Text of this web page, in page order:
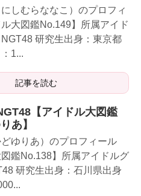
しむらななこ）のプロフィ
大図鑑No.149】所属アイド
研究生出身：東京都
1...
記事を読む
【アイドル大図鑑
あ】
ゆりあ）のプロフィール
図鑑No.138】所属アイドルグ
研究生出身：石川県出身